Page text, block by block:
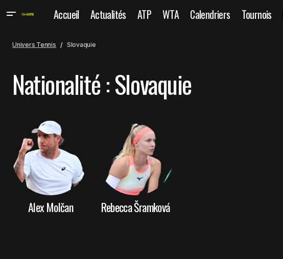
Accueil Actualités ATP WTA Calendriers Tournois
Univers Tennis Slovaquie
Nationalité :Slovaquie
Alex Molčan Rebecca Šramková